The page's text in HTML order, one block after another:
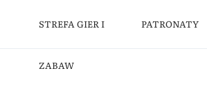
STREFA GIER I
ZABAW
PATRONATY